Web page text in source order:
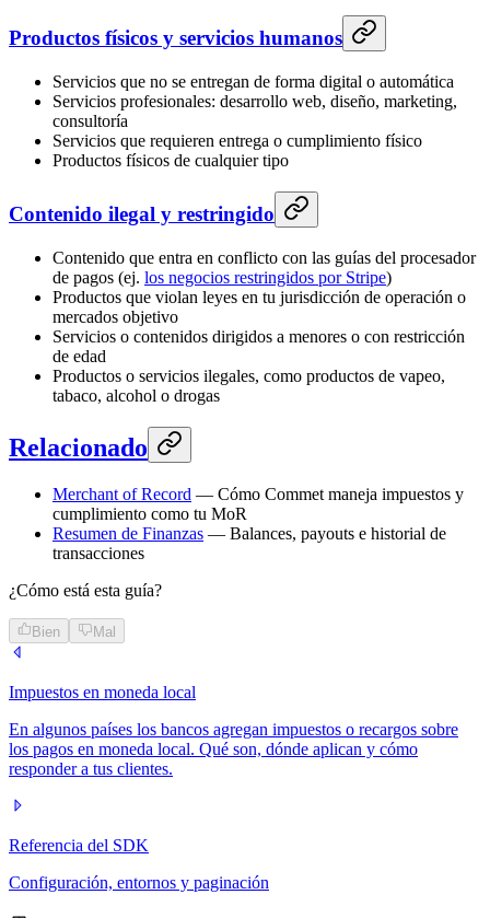
Productos físicos y servicios humanos
Servicios que no se entregan de forma digital o automática
Servicios profesionales: desarrollo web, diseño, marketing,
consultoría
Servicios que requieren entrega o cumplimiento físico
Productos físicos de cualquier tipo
Contenido ilegal y restringido
Contenido que entra en conflicto con las guías del procesador
de pagos (ej. los negocios restringidos por Stripe)
Productos que violan leyes en tu jurisdicción de operación o
mercados objetivo
Servicios o contenidos dirigidos a menores o con restricción
de edad
Productos o servicios ilegales, como productos de vapeo,
tabaco, alcohol o drogas
Relacionado
Merchant of Record — Cómo Commet maneja impuestos y
cumplimiento como tu MoR
Resumen de Finanzas — Balances, payouts e historial de
transacciones
¿Cómo está esta guía?
Bien Mal
Impuestos en moneda local
En algunos países los bancos agregan impuestos o recargos sobre
los pagos en moneda local. Qué son, dónde aplican y cómo
responder a tus clientes.
Referencia del SDK
Configuración, entornos y paginación